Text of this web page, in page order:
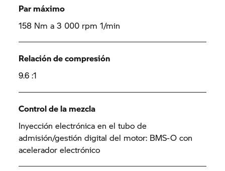
Par máximo
158 Nm a 3 000 rpm 1/min
Relación de compresión
9.6 :1
Control de la mezcla
Inyección electrónica en el tubo de
admisión/gestión digital del motor: BMS-O con
acelerador electrónico